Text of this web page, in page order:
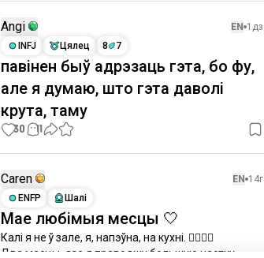
Angi EN 1дз
INFJ
Цялец 8 7
павінен быў адрэзаць гэта, бо фу,
але я думаю, што гэта даволі
крута, таму
30 11
Caren EN 14г
ENFP
Шалі
Мае любімыя месцы 🤍
Калі я не ў зале, я, напэўна, на кухні. 🏋🏻‍♀️🍳
Два месцы, дзе я праводжу большую частку